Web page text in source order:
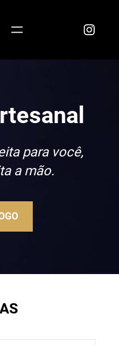
para você,
a mão.